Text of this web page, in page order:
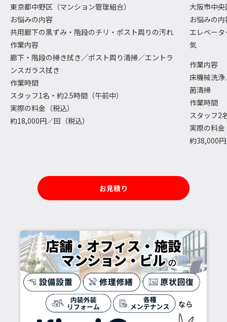
東京都中野区（マンション管理組合）
お悩みの内容
共用廊下の黒ずみ・階段のチリ・ポスト周りの汚れ
作業内容
廊下・階段の掃き拭き／ポスト周り清掃／エントラ
ンスガラス拭き
作業時間
スタッフ1名・約2.5時間（午前中）
実際の料金（税込）
約18,000円／回（税込）
大阪市中
お悩みの内
エレベー
気
作業内容
床機械洗
菌清掃
作業時間
スタッフ2
実際の料
約38,000
お見積り